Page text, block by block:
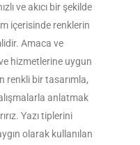
ve akıcı bir şekilde
içerisinde renklerin
Amaca ve
hizmetlerine uygun
renkli bir tasarımla,
anlatmak
Yazı tiplerini
olarak kullanılan